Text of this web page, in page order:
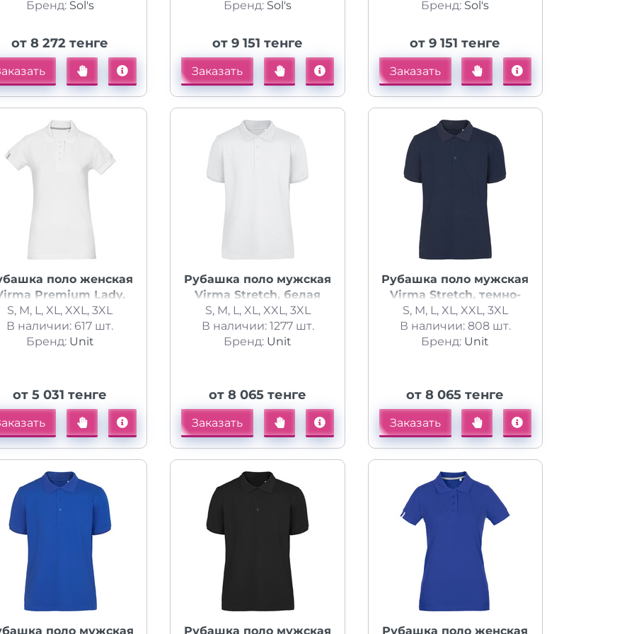
Бренд: Sol's
от 8 272 тенге
Бренд: Sol's
от 9 151 тенге
Заказать
Бренд: Sol's
от 9 151 тенге
Заказать
поло женская
Premium Lady,
белая
S, M, L, XL, XXL, 3XL
В наличии: 617 шт.
Бренд: Unit
от 5 031 тенге
Рубашка поло мужская
Virma Stretch, белая
S, M, L, XL, XXL, 3XL
В наличии: 1277 шт.
Бренд: Unit
от 8 065 тенге
Заказать
Рубашка поло мужская
Virma Stretch, темно-
синяя
S, M, L, XL, XXL, 3XL
В наличии: 808 шт.
Бренд: Unit
от 8 065 тенге
Заказать
поло мужская Рубашка поло мужская Рубашка поло женская